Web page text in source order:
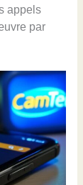
appels
par